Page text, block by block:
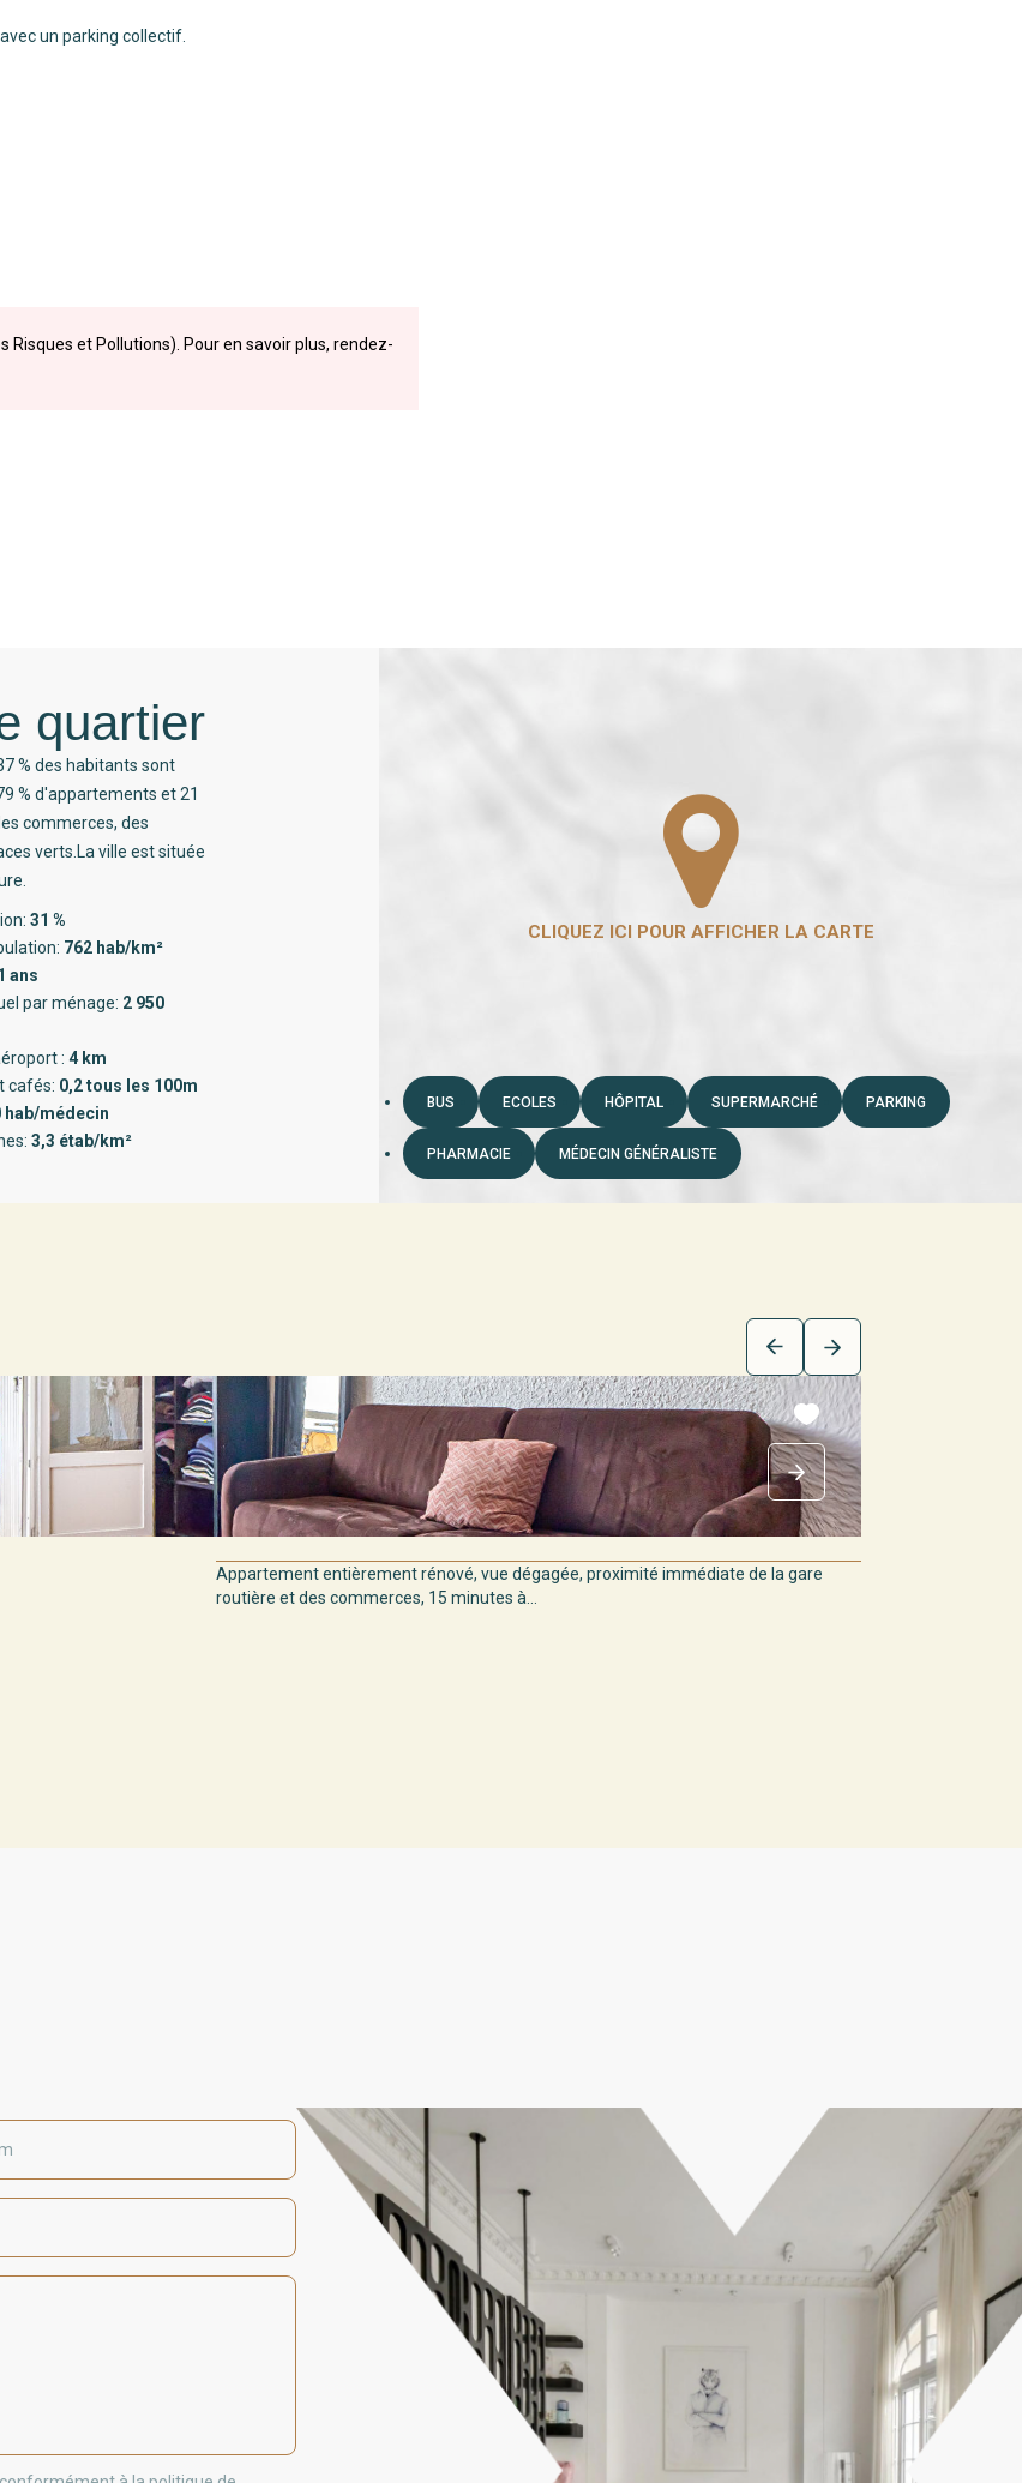
un parking collectif.
Risques et Pollutions). Pour en savoir plus, rendez-
quartier
% des habitants sont
% d'appartements et 21
commerces, des
verts.La ville est située
31 %
762 hab/km²
ans
par ménage: 2 950
:4 km
cafés: 0,2 tous les 100m
hab/médecin
3,3 étab/km²
BUS ECOLES HÔPITAL SUPERMARCHÉ PARKING
PHARMACIE MÉDECIN GÉNÉRALISTE
Appartement entièrement rénové, vue dégagée, proximité immédiate de la gare
routière et des commerces, 15 minutes à...